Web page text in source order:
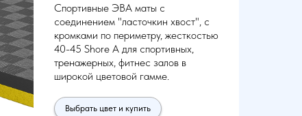
Спортивные ЭВА маты с
соединением "ласточкин хвост", с
кромками по периметру, жесткостью
40-45 Shore A для спортивных,
тренажерных, фитнес залов в
широкой цветовой гамме.
Выбрать цвет и купить